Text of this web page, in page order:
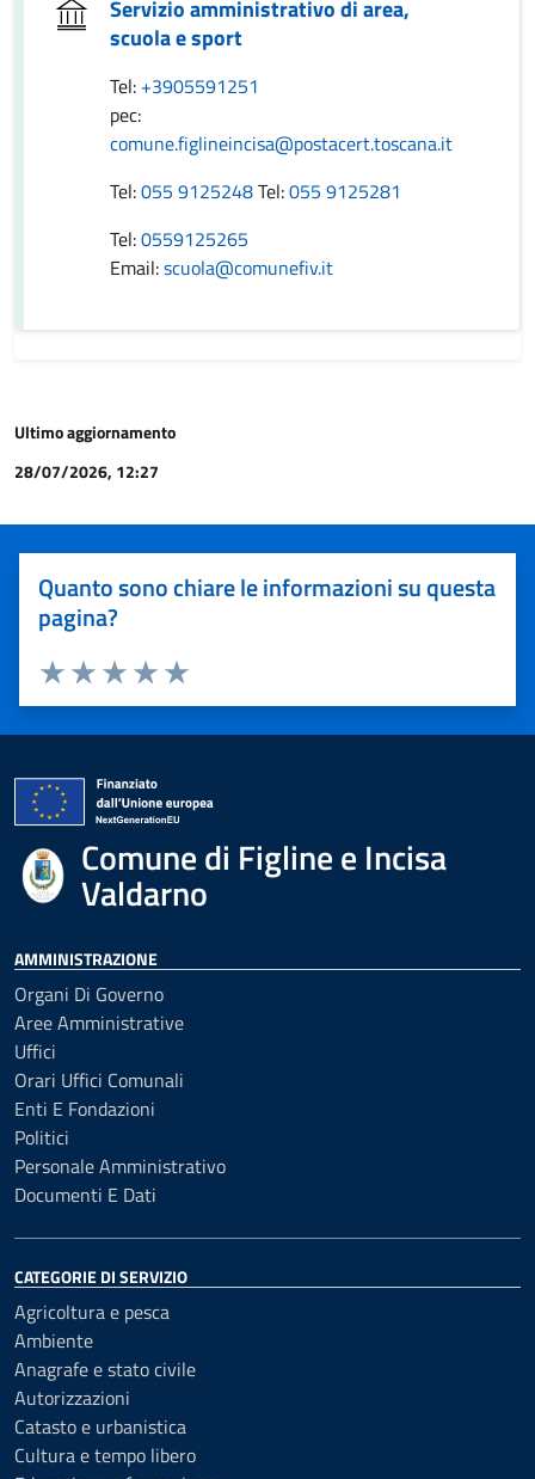
Servizio amministrativo di area,
scuola e sport
Tel: +3905591251
pec:
comune.figlineincisa@postacert.toscana.it
Tel:055 9125248Tel:055 9125281
Tel:0559125265
Email:scuola@comunefiv.it
Ultimo aggiornamento
28/07/2026, 12:27
Quanto sono chiare le informazioni su questa
pagina?
Valuta 5 stelle su 5
Valuta 4 stelle su 5
Valuta 3 stelle su 5
Valuta 2 stelle su 5
Valuta 1 stelle su 5
Comune di Figline e Incisa
Valdarno
AMMINISTRAZIONE
Organi Di Governo
Aree Amministrative
Uffici
Orari Uffici Comunali
Enti E Fondazioni
Politici
Personale Amministrativo
Documenti E Dati
CATEGORIE DI SERVIZIO
Agricoltura e pesca
Ambiente
Anagrafe e stato civile
Autorizzazioni
Catasto e urbanistica
Cultura e tempo libero